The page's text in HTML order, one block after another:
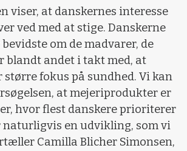
viser, at danskernes interesse
ved med at stige. Danskerne
om de madvarer, de
blandt andet i takt med, at
større fokus på sundhed. Vi kan
at mejeriprodukter er
hvor flest danskere prioriterer
naturligvis en udvikling, som vi
Camilla Blicher Simonsen,